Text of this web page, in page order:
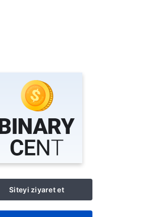
Siteyi ziyaret et